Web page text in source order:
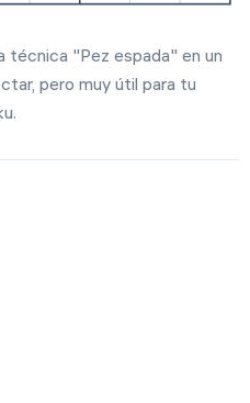
técnica "Pez espada" en un
pero muy útil para tu